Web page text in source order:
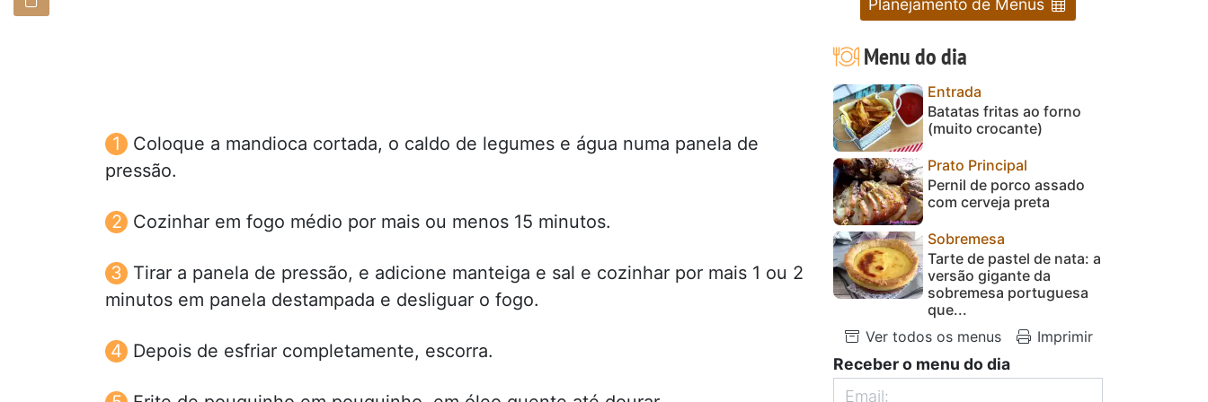
Coloque a mandioca cortada, o caldo de legumes e água numa panela de
pressão.
Cozinhar em fogo médio por mais ou menos 15 minutos.
Tirar a panela de pressão, e adicione manteiga e sal e cozinhar por mais 1 ou 2
minutos em panela destampada e desliguar o fogo.
Depois de esfriar completamente, escorra.
Menu do dia
Entrada
Batatas fritas ao forno
(muito crocante)
Prato Principal
Pernil de porco assado
com cerveja preta
Sobremesa
Tarte de pastel de nata: a
versão gigante da
sobremesa portuguesa
que...
Ver todos os menus
Imprimir
Receber o menu do dia